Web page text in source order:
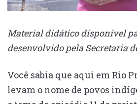
Material didático disponível
desenvolvido pela Secretaria
Você sabia que aqui em Rio
levam o nome de povos